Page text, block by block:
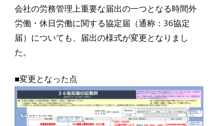
会社の労務管理上重要な届出の一つとなる時間外
労働・休日労働に関する協定届（通称：36協定
届）についても、届出の様式が変更となりまし
た。
■変更となった点